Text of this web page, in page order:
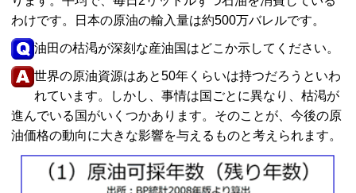
わけです。日本の原油の輸入量は約500万バレルです。
油田の枯渇が深刻な産油国はどこか示してください。
世界の原油資源はあと50年くらいは持つだろうといわ
れています。しかし、事情は国ごとに異なり、枯渇が
進んでいる国がいくつかあります。そのことが、今後の原
油価格の動向に大きな影響を与えるものと考えられます。